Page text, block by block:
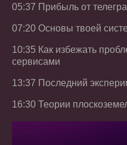
05:37 Прибыль от
07:20 Основы твоей
10:35 Как избежать
сервисами
13:37 Последний
16:30 Теории